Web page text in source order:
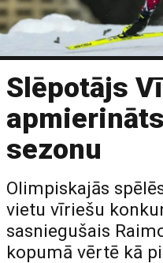
Slēpotājs
sezonu
Olimpiskajās
vietu vīriešu
sasniegušais
kopumā vērtē kā